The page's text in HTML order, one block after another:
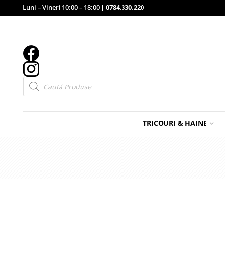
Luni – Vineri 10:00 – 18:00 | 0784.330.220
Products
search
TRICOURI & HAINE